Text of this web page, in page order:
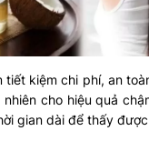
tiết kiệm chi phí, an
cho hiệu quả
gian dài để thấy